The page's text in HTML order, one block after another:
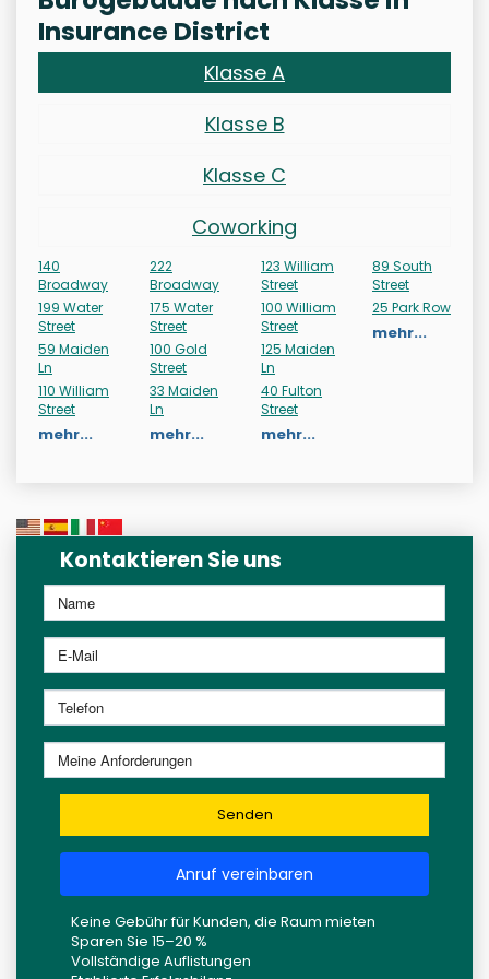
Insurance District
Klasse A
Klasse B
Klasse C
Coworking
140
Broadway
199 Water
Street
59 Maiden
Ln
110 William
Street
mehr...
222
Broadway
175 Water
Street
100 Gold
Street
33 Maiden
Ln
mehr...
123 William
Street
100 William
Street
125 Maiden
Ln
40 Fulton
Street
mehr...
89 South
Street
25 Park Row
mehr...
Kontaktieren Sie uns
Senden
Anruf vereinbaren
Keine Gebühr für Kunden, die Raum mieten
Sparen Sie 15–20 %
Vollständige Auflistungen